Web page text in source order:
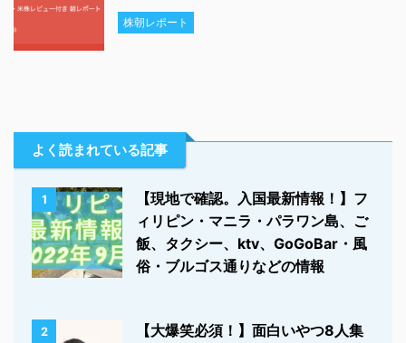
株朝レポート
よく読まれている記事
1
【現地で確認。入国最新情報！】フ
ィリピン・マニラ・パラワン島、ご
飯、タクシー、ktv、GoGoBar・風
俗・ブルゴス通りなどの情報
2
【大爆笑必須！】面白いやつ8人集